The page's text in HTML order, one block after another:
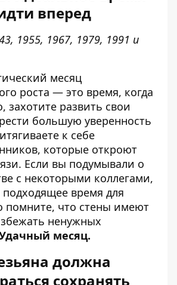
вперед
1955, 1967, 1979, 1991 и
месяц
роста — это время, когда
захотите развить свои
большую уверенность
к себе
которые откроют
Если вы подумывали о
с некоторыми коллегами,
подходящее время для
помните, что стены имеют
ненужных
месяц.
должна
сохранять